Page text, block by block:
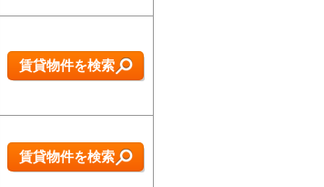
賃貸物件を検索
賃貸物件を検索